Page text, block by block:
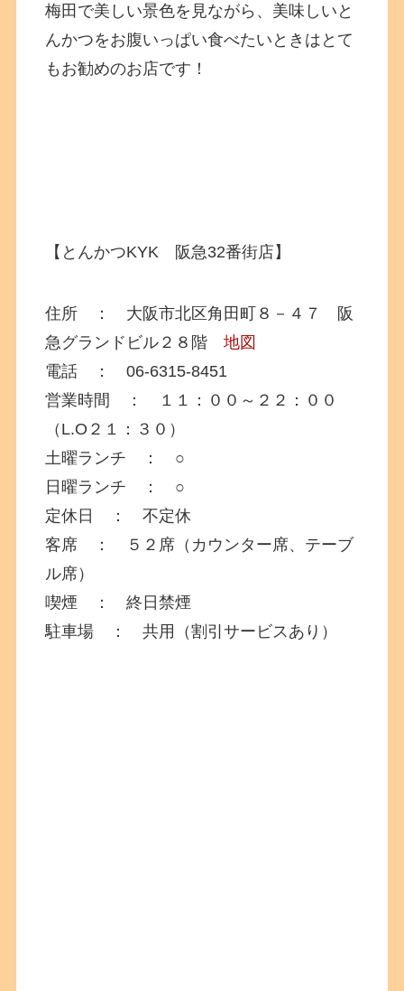
梅田で美しい景色を見ながら、美味しいと
んかつをお腹いっぱい食べたいときはとて
もお勧めのお店です！
【とんかつKYK 阪急32番街店】
住所 ： 大阪市北区角田町８－４７ 阪
急グランドビル２８階地図
電話 ： 06-6315-8451
営業時間 ： １１：００～２２：００
（L.O２１：３０）
土曜ランチ ： ○
日曜ランチ ： ○
定休日 ： 不定休
客席 ： ５２席（カウンター席、テーブ
ル席）
喫煙 ： 終日禁煙
駐車場 ： 共用（割引サービスあり）